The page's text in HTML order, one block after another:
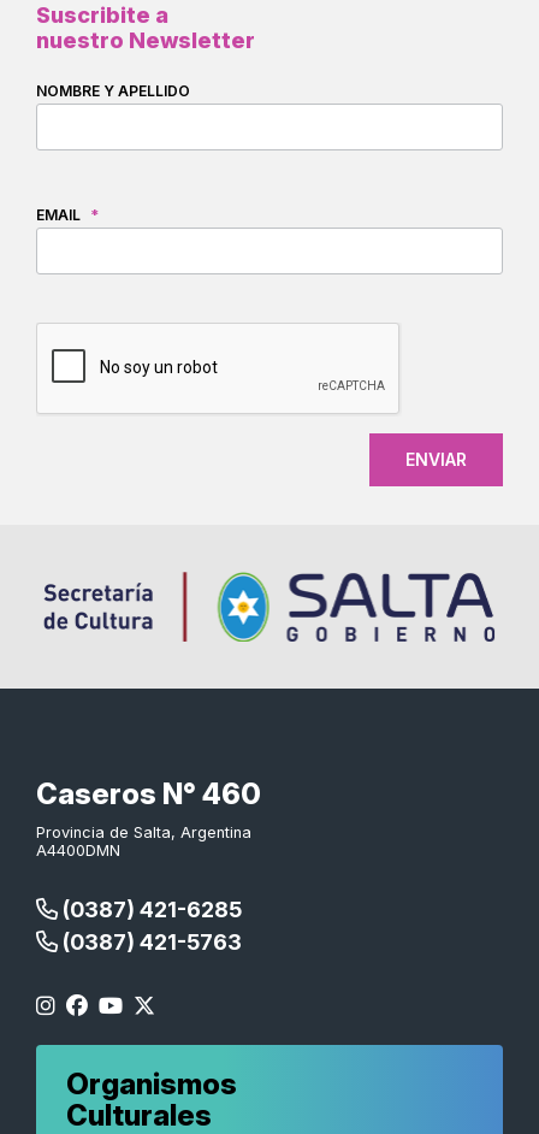
Suscribite a
nuestro Newsletter
NOMBRE Y APELLIDO
EMAIL *
Caseros N° 460
Provincia de Salta, Argentina
A4400DMN
(0387) 421-6285
(0387) 421-5763
Organismos
Culturales